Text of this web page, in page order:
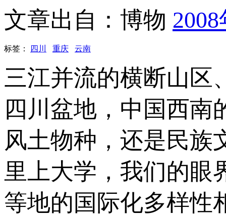
文章出自：博物
标签： 四川 重庆 云南
三江并流的横断山区
四川盆地，中国西南
风土物种，还是民族
里上大学，我们的眼
等地的国际化多样性